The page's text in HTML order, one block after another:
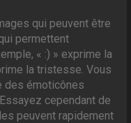
qui peuvent être
permettent
« :) » exprime la
la tristesse. Vous
des émoticônes
cependant de
peuvent rapidement